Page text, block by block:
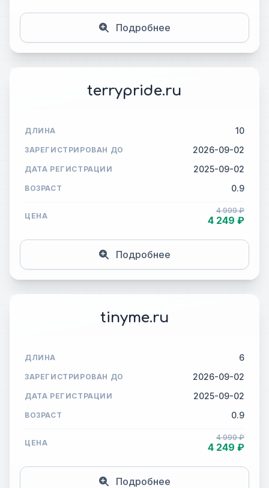
Подробнее
terrypride.ru
ДЛИНА 10
ЗАРЕГИСТРИРОВАН ДО 2026-09-02
ДАТА РЕГИСТРАЦИИ 2025-09-02
ВОЗРАСТ 0.9
ЦЕНА
4 999 ₽
4 249 ₽
Подробнее
tinyme.ru
ДЛИНА 6
ЗАРЕГИСТРИРОВАН ДО 2026-09-02
ДАТА РЕГИСТРАЦИИ 2025-09-02
ВОЗРАСТ 0.9
ЦЕНА
4 999 ₽
4 249 ₽
Подробнее